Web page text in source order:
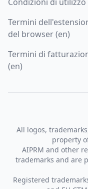
Termini
del browser (en)
Termini di
(en)
All logos,
property
AIPRM and other
trademarks and are
Registered